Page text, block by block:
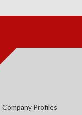
Company Profiles